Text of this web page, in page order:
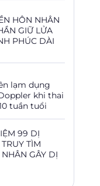
HÔN NHÂN
GIỮ LỬA
PHÚC DÀI
lạm dụng
khi thai
tuần tuổi
99 DỊ
TÌM
GÂY DỊ